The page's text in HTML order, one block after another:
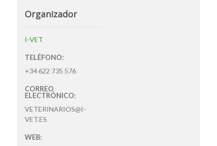
Organizador
I-VET
TELÉFONO:
+34 622 735 576
CORREO
ELECTRÓNICO:
VETERINARIOS@I-
VET.ES
WEB: